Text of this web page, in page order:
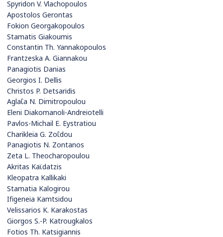
Spyridon V. Vlachopoulos
Apostolos Gerontas
Fokion Georgakopoulos
Stamatis Giakoumis
Constantin Th. Yannakopoulos
Frantzeska A. Giannakou
Panagiotis Danias
Georgios I. Dellis
Christos P. Detsaridis
Aglaΐa N. Dimitropoulou
Eleni Diakomanoli-Andreiotelli
Pavlos-Michail E. Eystratiou
Charikleia G. Zoΐdou
Panagiotis N. Zontanos
Zeta L. Theocharopoulou
Akritas Kaϊdatzis
Kleopatra Kallikaki
Stamatia Kalogirou
Ifigeneia Kamtsidou
Velissarios K. Karakostas
Giorgos S.-P. Katrougkalos
Fotios Th. Katsigiannis